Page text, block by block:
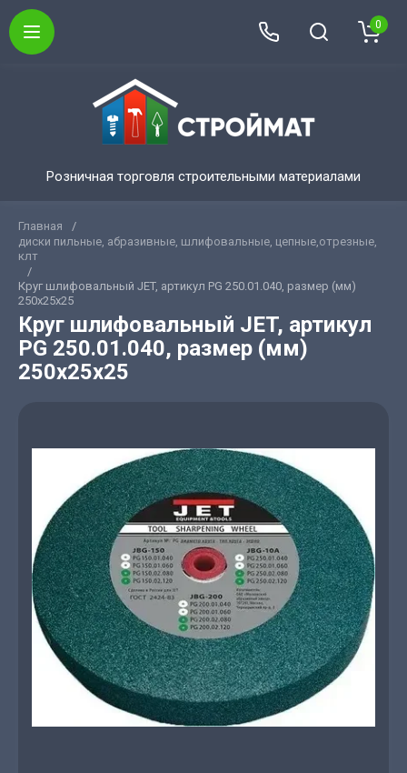
Розничная торговля строительными материалами
0
Главная
/
диски пильные, абразивные, шлифовальные, цепные,отрезные,
клт
/
Круг шлифовальный JET, артикул PG 250.01.040, размер (мм)
250х25х25
Круг шлифовальный JET, артикул
PG 250.01.040, размер (мм)
250х25х25